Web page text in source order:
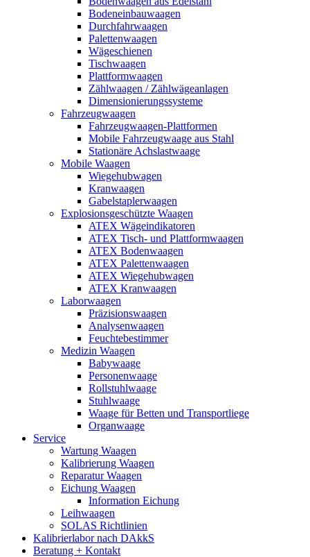
Bodeneinbauwaagen
Durchfahrwaagen
Palettenwaagen
Wägeschienen
Tischwaagen
Plattformwaagen
Zählwaagen / Zählwägeanlagen
Dimensionierungssysteme
Fahrzeugwaagen
Fahrzeugwaagen-Plattformen
Mobile Fahrzeugwaage aus Stahl
Stationäre Achslastwaage
Mobile Waagen
Wiegehubwagen
Kranwaagen
Gabelstaplerwaagen
Explosionsgeschützte Waagen
ATEX Wägeindikatoren
ATEX Tisch- und Plattformwaagen
ATEX Bodenwaagen
ATEX Palettenwaagen
ATEX Wiegehubwagen
ATEX Kranwaagen
Laborwaagen
Präzisionswaagen
Analysenwaagen
Feuchtebestimmer
Medizin Waagen
Babywaage
Personenwaage
Rollstuhlwaage
Stuhlwaage
Waage für Betten und Transportliege
Organwaage
Service
Wartung Waagen
Kalibrierung Waagen
Reparatur Waagen
Eichung Waagen
Information Eichung
Leihwaagen
SOLAS Richtlinien
Kalibrierlabor nach DAkkS
Beratung + Kontakt